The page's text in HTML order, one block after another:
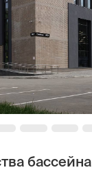
бассейна